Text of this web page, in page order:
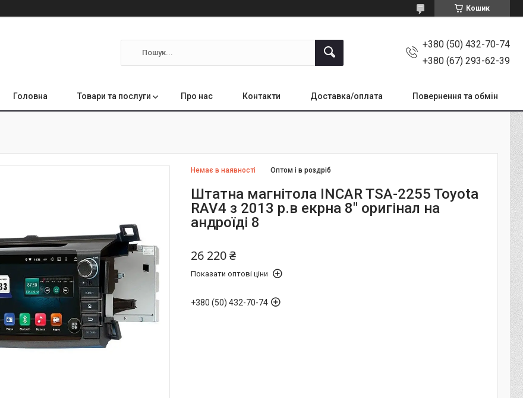
Кошик
+380 (50) 432-70-74
+380 (67) 293-62-39
Головна Товари та послуги Про нас Контакти Доставка/оплата Повернення та обмін
Немає в наявності Оптом і в роздріб
Штатна магнітола INCAR TSA-2255 Toyota
RAV4 з 2013 р.в екрна 8" оригінал на
андроїді 8
26 220 ₴
Показати оптові ціни
+380 (50) 432-70-74